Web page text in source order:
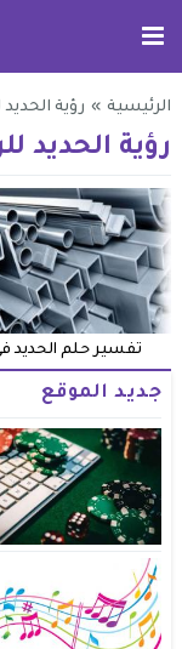
الرئيسية » رؤية
رؤية الحديد
تفسير حلم الحديد
جديد الموقع